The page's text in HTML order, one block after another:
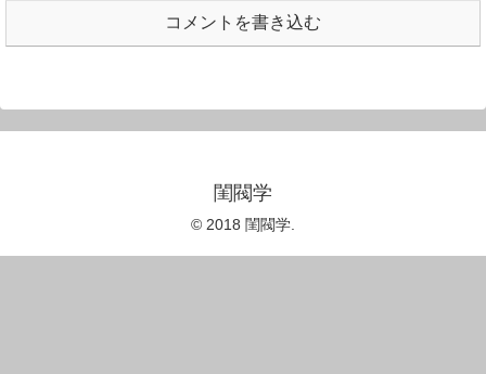
コメントを書き込む
閨閥学
© 2018 閨閥学.